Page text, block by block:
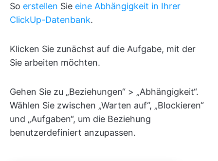
So erstellen Sie eine Abhängigkeit in Ihrer
ClickUp-Datenbank.
Klicken Sie zunächst auf die Aufgabe, mit der
Sie arbeiten möchten.
Gehen Sie zu „Beziehungen“ > „Abhängigkeit“.
Wählen Sie zwischen „Warten auf“, „Blockieren“
und „Aufgaben“, um die Beziehung
benutzerdefiniert anzupassen.